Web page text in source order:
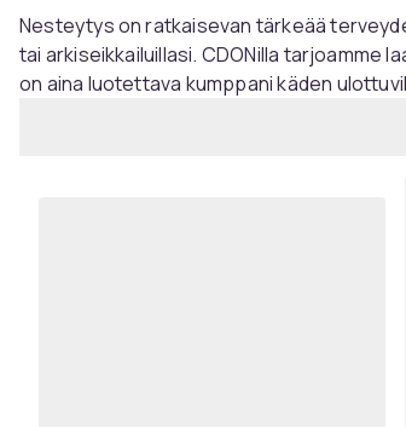
Nesteytys on ratkaisevan tärkeää
tai arkiseikkailuillasi. CDONilla tarjoamme
on aina luotettava kumppani käden